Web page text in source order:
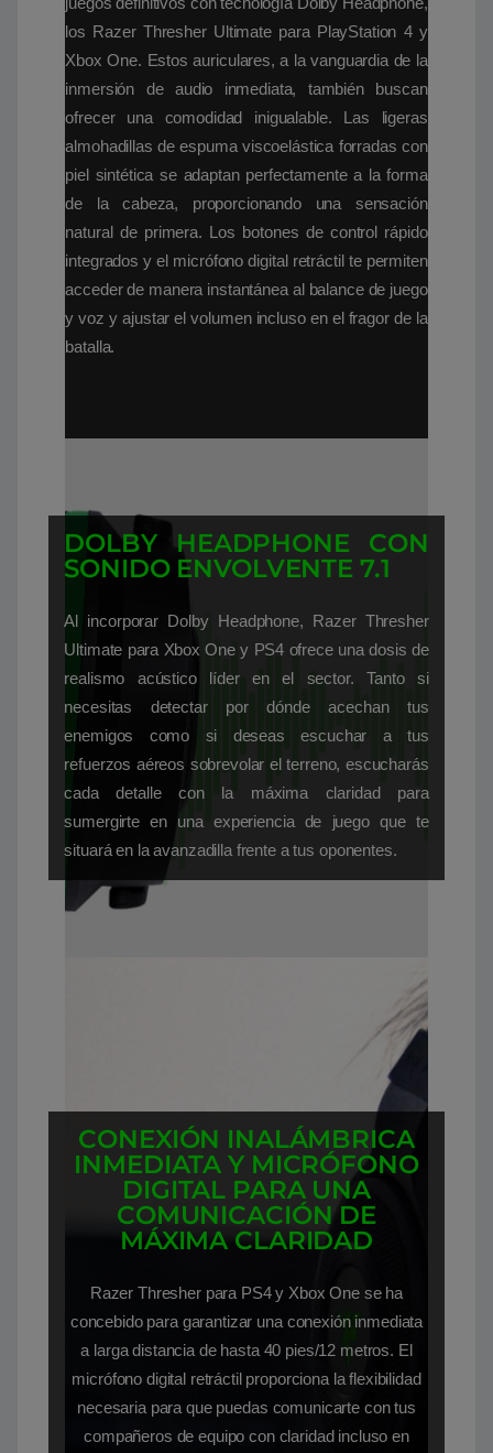
los Razer Thresher Ultimate para PlayStation 4 y
Xbox One. Estos auriculares, a la vanguardia de la
inmersión de audio inmediata, también buscan
ofrecer una comodidad inigualable. Las ligeras
almohadillas de espuma viscoelástica forradas con
piel sintética se adaptan perfectamente a la forma
de la cabeza, proporcionando una sensación
natural de primera. Los botones de control rápido
integrados y el micrófono digital retráctil te permiten
acceder de manera instantánea al balance de juego
y voz y ajustar el volumen incluso en el fragor de la
batalla.
DOLBY HEADPHONE CON
SONIDO ENVOLVENTE 7.1
Al incorporar Dolby Headphone, Razer Thresher
Ultimate para Xbox One y PS4 ofrece una dosis de
realismo acústico líder en el sector. Tanto si
necesitas detectar por dónde acechan tus
enemigos como si deseas escuchar a tus
refuerzos aéreos sobrevolar el terreno, escucharás
cada detalle con la máxima claridad para
sumergirte en una experiencia de juego que te
situará en la avanzadilla frente a tus oponentes.
CONEXIÓN INALÁMBRICA
INMEDIATA Y MICRÓFONO
DIGITAL PARA UNA
COMUNICACIÓN DE
MÁXIMA CLARIDAD
Razer Thresher para PS4 y Xbox One se ha
concebido para garantizar una conexión inmediata
a larga distancia de hasta 40 pies/12 metros. El
micrófono digital retráctil proporciona la flexibilidad
necesaria para que puedas comunicarte con tus
compañeros de equipo con claridad incluso en